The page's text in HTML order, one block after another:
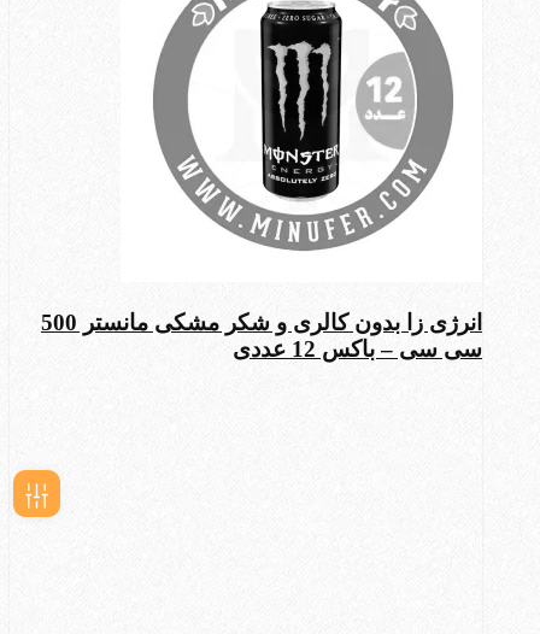
انرژی زا بدون کالری و شکر مشکی مانستر 500
سی سی – باکس 12 عددی